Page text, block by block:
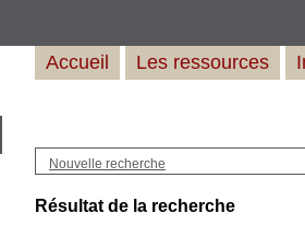
Nouvelle recherche
Résultat de la recherche
Accueil Les ressources